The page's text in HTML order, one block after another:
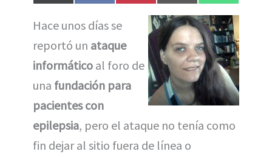
en
(
w
t
t
e
r
)
en
a
e
o
o
k
en
i
s
t
en
m
a
i
l
en
h
a
t
s
A
p
p
Hace unos días se
reportó un ataque
informático al foro de
una fundación para
pacientes con
epilepsia, pero el ataque no tenía como
fin dejar al sitio fuera de línea o